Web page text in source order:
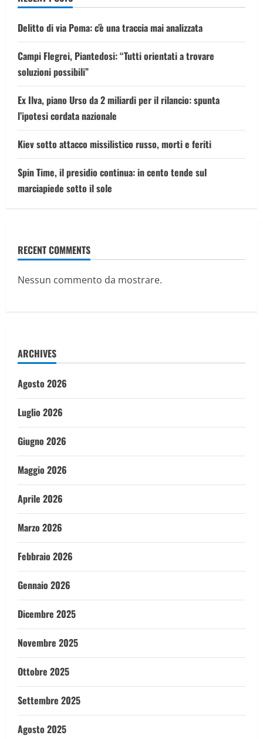
Delitto di via Poma: c’è una traccia mai analizzata
Campi Flegrei, Piantedosi: “Tutti orientati a trovare
soluzioni possibili”
Ex Ilva, piano Urso da 2 miliardi per il rilancio: spunta
l’ipotesi cordata nazionale
Kiev sotto attacco missilistico russo, morti e feriti
Spin Time, il presidio continua: in cento tende sul
marciapiede sotto il sole
RECENT COMMENTS
Nessun commento da mostrare.
ARCHIVES
Agosto 2026
Luglio 2026
Giugno 2026
Maggio 2026
Aprile 2026
Marzo 2026
Febbraio 2026
Gennaio 2026
Dicembre 2025
Novembre 2025
Ottobre 2025
Settembre 2025
Agosto 2025